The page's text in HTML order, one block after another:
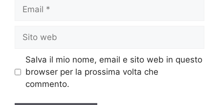
Email
Sito
web
Salva il mio nome, email e sito web in questo
browser per la prossima volta che
commento.